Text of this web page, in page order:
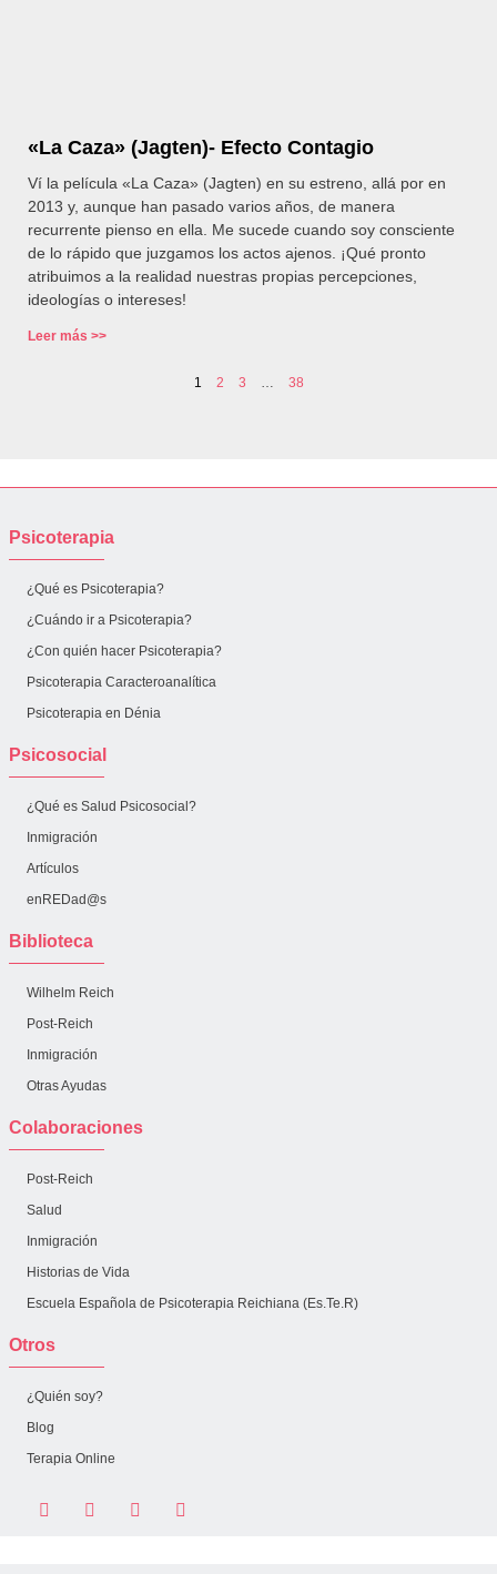
«La Caza» (Jagten)- Efecto Contagio
Ví la película «La Caza» (Jagten) en su estreno, allá por en
2013 y, aunque han pasado varios años, de manera
recurrente pienso en ella. Me sucede cuando soy consciente
de lo rápido que juzgamos los actos ajenos. ¡Qué pronto
atribuimos a la realidad nuestras propias percepciones,
ideologías o intereses!
Leer más >>
1 2 3 … 38
Psicoterapia
¿Qué es Psicoterapia?
¿Cuándo ir a Psicoterapia?
¿Con quién hacer Psicoterapia?
Psicoterapia Caracteroanalítica
Psicoterapia en Dénia
Psicosocial
¿Qué es Salud Psicosocial?
Inmigración
Artículos
enREDad@s
Biblioteca
Wilhelm Reich
Post-Reich
Inmigración
Otras Ayudas
Colaboraciones
Post-Reich
Salud
Inmigración
Historias de Vida
Escuela Española de Psicoterapia Reichiana (Es.Te.R)
Otros
¿Quién soy?
Blog
Terapia Online